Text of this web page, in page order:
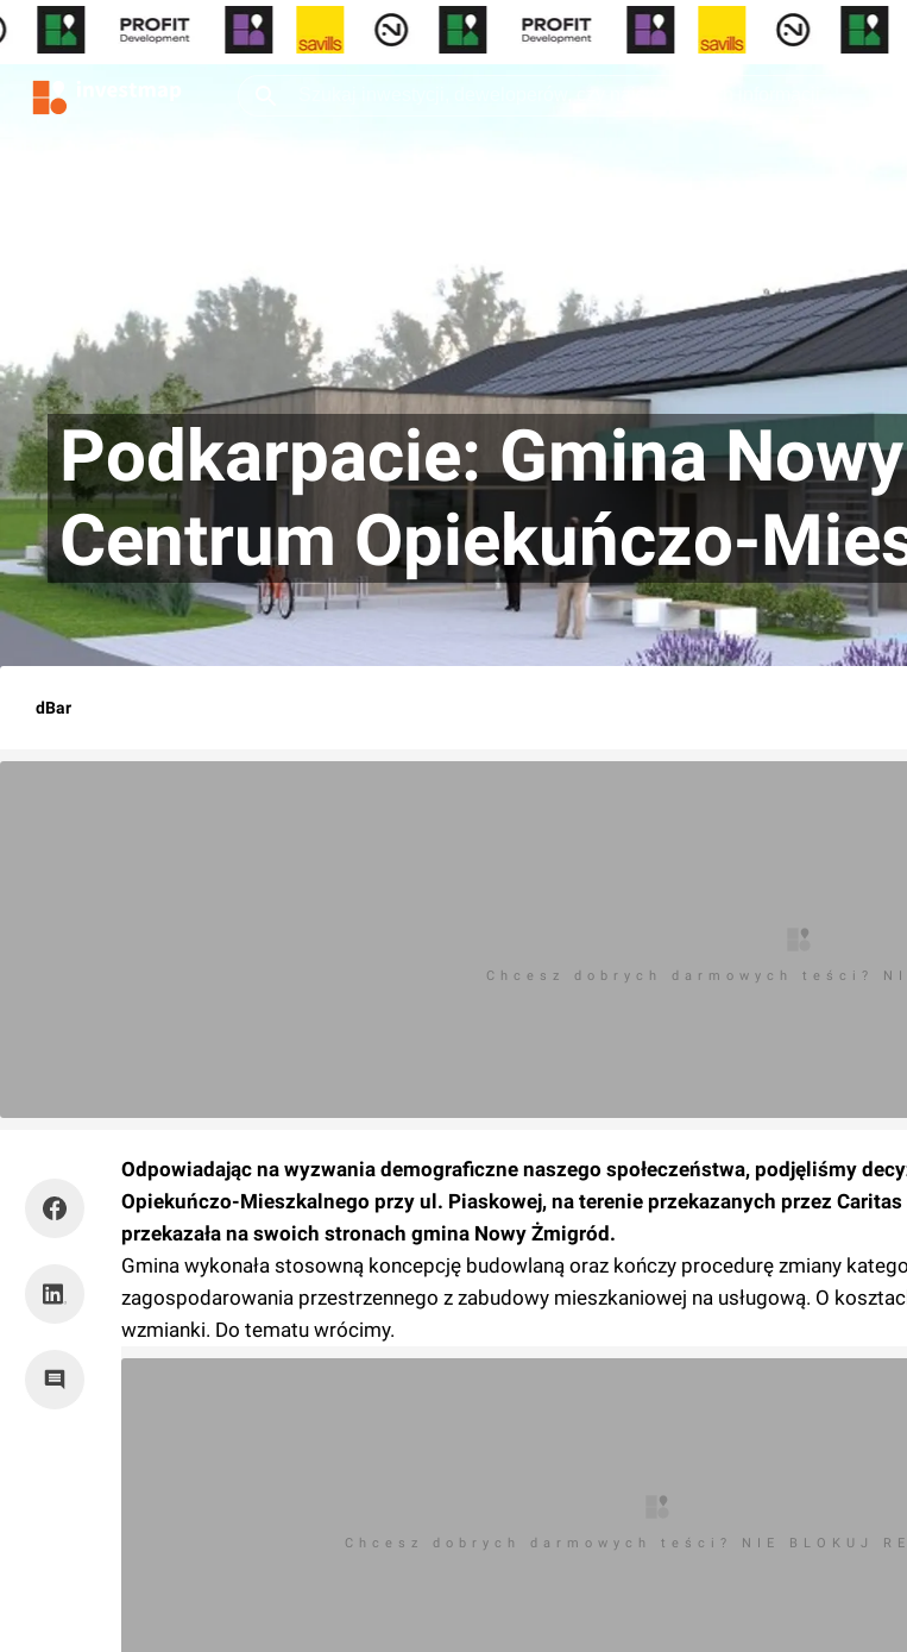
Podkarpacie: Gmina
Centrum Opiekuńczo-
dBar
Chcesz dobrych darmowych teści?
Odpowiadając na wyzwania demograficzne naszego społeczeństwa, podjęliśmy
Opiekuńczo-Mieszkalnego przy ul. Piaskowej, na terenie przekazanych przez
przekazała na swoich stronach gmina Nowy Żmigród.
Gmina wykonała stosowną koncepcję budowlaną oraz kończy procedurę zmiany
zagospodarowania przestrzennego z zabudowy mieszkaniowej na usługową. O
wzmianki. Do tematu wrócimy.
Chcesz dobrych darmowych teści? NIE BLOKUJ